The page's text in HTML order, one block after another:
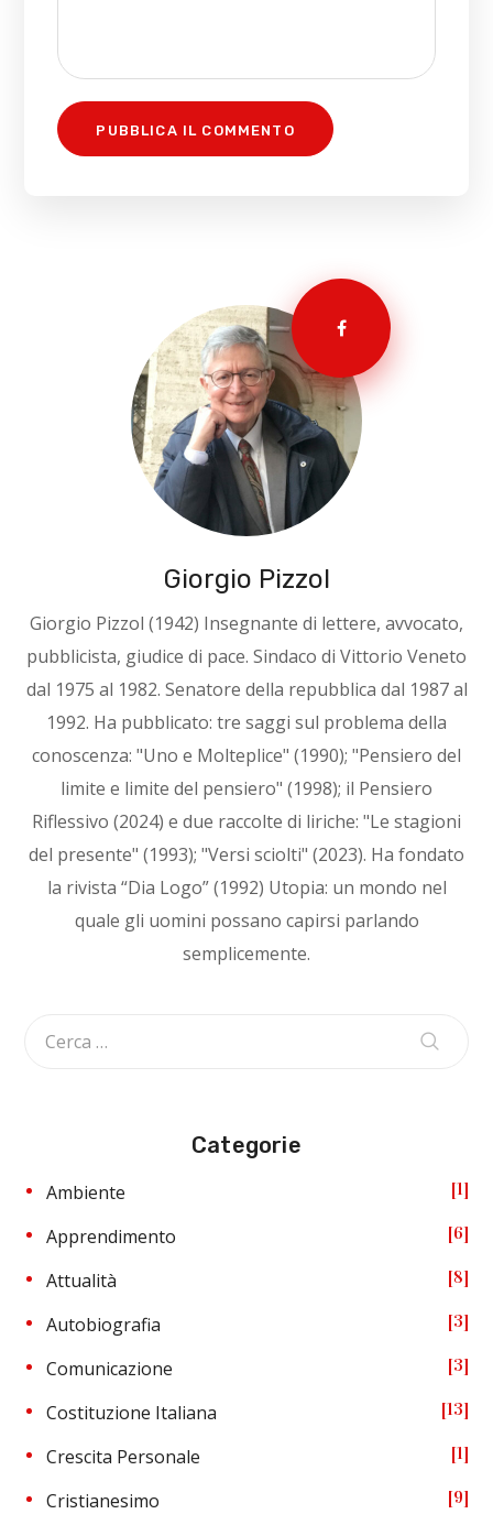
Giorgio Pizzol
Giorgio Pizzol (1942) Insegnante di lettere, avvocato,
pubblicista, giudice di pace. Sindaco di Vittorio Veneto
dal 1975 al 1982. Senatore della repubblica dal 1987 al
1992. Ha pubblicato: tre saggi sul problema della
conoscenza: "Uno e Molteplice" (1990); "Pensiero del
limite e limite del pensiero" (1998); il Pensiero
Riflessivo (2024) e due raccolte di liriche: "Le stagioni
del presente" (1993); "Versi sciolti" (2023). Ha fondato
la rivista “Dia Logo” (1992) Utopia: un mondo nel
quale gli uomini possano capirsi parlando
semplicemente.
Categorie
Ambiente 1
Apprendimento 6
Attualità 8
Autobiografia 3
Comunicazione 3
Costituzione Italiana 13
Crescita Personale 1
Cristianesimo 9